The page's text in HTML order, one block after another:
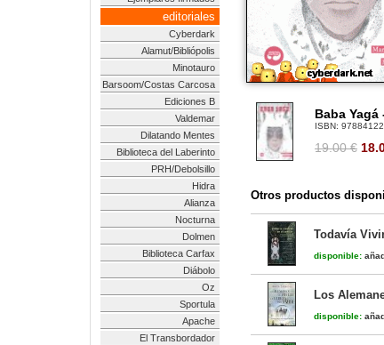
editoriales
Cyberdark
Alamut/Bibliópolis
Minotauro
Barsoom/Costas Carcosa
Ediciones B
Valdemar
Dilatando Mentes
Biblioteca del Laberinto
PRH/Debolsillo
Hidra
Alianza
Nocturna
Dolmen
Biblioteca Carfax
Diábolo
Oz
Sportula
Apache
El Transbordador
Baba
ISBN:
19.00 €
Otros productos
Todavía
disponible:
Los
disponible: